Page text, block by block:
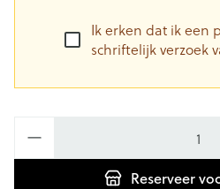
Ik erken dat ik een
schriftelijk verzoek
Reserveer